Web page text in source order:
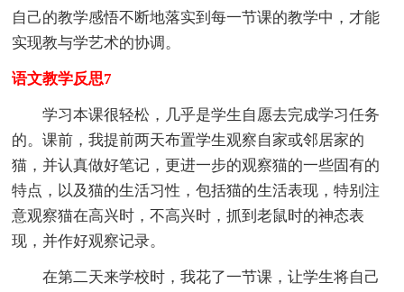
自己的教学感悟不断地落实到每一节课的教学中，才能
实现教与学艺术的协调。
语文教学反思7
学习本课很轻松，几乎是学生自愿去完成学习任务
的。课前，我提前两天布置学生观察自家或邻居家的
猫，并认真做好笔记，更进一步的观察猫的一些固有的
特点，以及猫的生活习性，包括猫的生活表现，特别注
意观察猫在高兴时，不高兴时，抓到老鼠时的神态表
现，并作好观察记录。
在第二天来学校时，我花了一节课，让学生将自己